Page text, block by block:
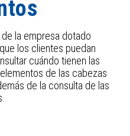
la empresa dotado
los clientes puedan
cuándo tienen las
de las cabezas
de la consulta de las